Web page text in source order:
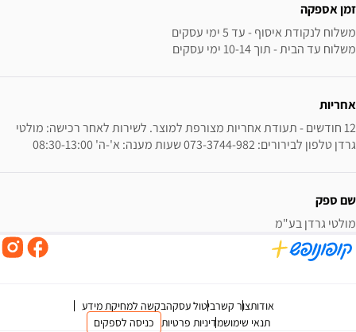
זמן אספקה
משלוח עד הבית - תוך 10-14 ימי עסקים
אחריות
גרדן טלפון לבירורים: 073-3744-982 שעות מענה: א'-ה' 08:30-13:00
שם ספק
מולטי גרדן בע"מ
אודותצור קשרביטול עסקהבקשה למחיקת מידע
תנאי שימושמדיניות פרטיות כניסה לספקים